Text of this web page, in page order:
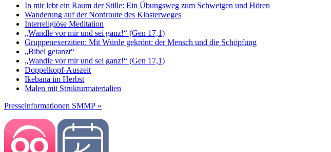
In mir lebt ein Raum der Stille: Ein Übungsweg zum Schweigen und Hören
Wanderung auf der Nordroute des Klosterweges
Interreligiöse Meditation
„Wandle vor mir und sei ganz!“ (Gen 17,1)
Gruppenexerzitien: Mit Würde gekrönt: der Mensch und die Schöpfung
„Bibel getanzt“
„Wandle vor mir und sei ganz!“ (Gen 17,1)
Doppelkopf-Auszeit
Ikebana im Herbst
Malen mit Strukturmaterialien
Presseinformationen SMMP »